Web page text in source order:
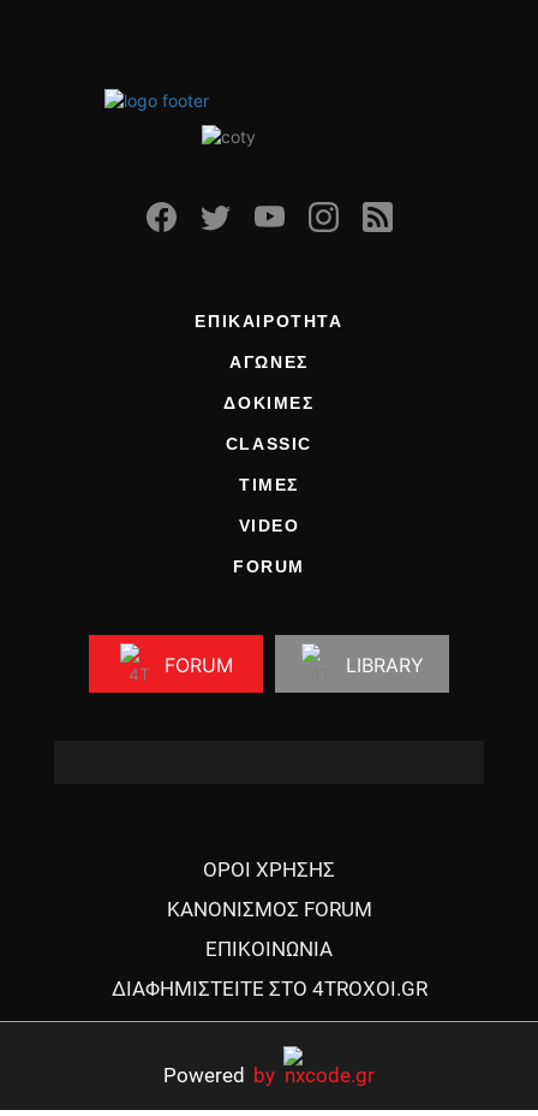
ΕΠΙΚΑΙΡΟΤΗΤΑ
ΑΓΩΝΕΣ
ΔΟΚΙΜΕΣ
CLASSIC
ΤΙΜΕΣ
VIDEO
FORUM
FORUM LIBRARY
ΟΡΟΙ ΧΡΗΣΗΣ
ΚΑΝΟΝΙΣΜΟΣ FORUM
ΕΠΙΚΟΙΝΩΝΙΑ
ΔΙΑΦΗΜΙΣΤΕΙΤΕ ΣΤΟ 4TROXOI.GR
Powered by